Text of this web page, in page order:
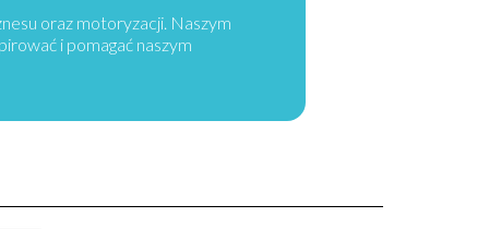
oraz motoryzacji. Naszym
i pomagać naszym